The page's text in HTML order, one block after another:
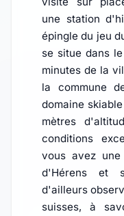
une station
épingle du jeu
se situe dans
minutes de la
la commune
domaine
mètres
conditions
vous avez
d'Hérens et
d'ailleurs
suisses, à